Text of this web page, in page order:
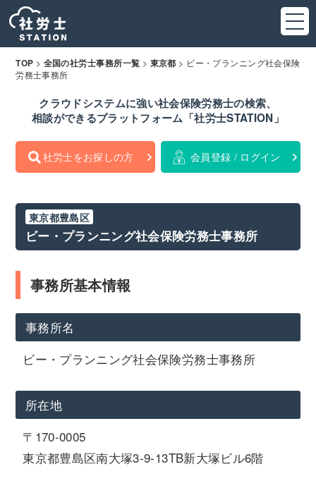
TOP > 全国の社労士事務所一覧 > 東京都 > ビー・プランニング社会保険
労務士事務所
クラウドシステムに強い社会保険労務士の検索、
相談ができるプラットフォーム「社労士STATION」
社労士をお探しの方 会員登録 / ログイン
東京都豊島区
ビー・プランニング社会保険労務士事務所
事務所基本情報
事務所名
ビー・プランニング社会保険労務士事務所
所在地
〒170-0005
東京都豊島区南大塚3-9-13TB新大塚ビル6階